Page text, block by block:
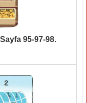
95-97-98.